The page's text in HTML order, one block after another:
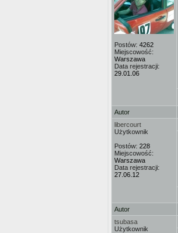
Postów: 4262
Miejscowość:
Warszawa
Data rejestracji:
29.01.06
Autor
libercourt
Użytkownik
Postów: 228
Miejscowość:
Warszawa
Data rejestracji:
27.06.12
Autor
tsubasa
Użytkownik